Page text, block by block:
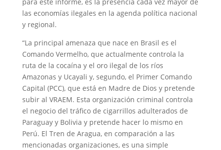
las economías ilegales en la agenda política nacional
y regional.
“La principal amenaza que nace en Brasil es el
Comando Vermelho, que actualmente controla la
ruta de la cocaína y el oro ilegal de los ríos
Amazonas y Ucayali y, segundo, el Primer Comando
Capital (PCC), que está en Madre de Dios y pretende
subir al VRAEM. Esta organización criminal controla
el negocio del tráfico de cigarrillos adulterados de
Paraguay y Bolivia y pretende hacer lo mismo en
Perú. El Tren de Aragua, en comparación a las
mencionadas organizaciones, es una simple